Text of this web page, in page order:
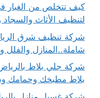
كيف تتخلص من الغبار
لتنظيف الأثاث والسجاد
شركة تنظيف شرق
شاملة..المنازل
بلاط مطبخك وحمامك